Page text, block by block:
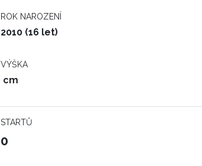
ROK NAROZENÍ
2010 (16 let)
VÝŠKA
cm
STARTŮ
0